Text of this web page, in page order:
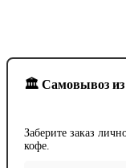
🏛️ Самовывоз из
Заберите заказ
кофе.